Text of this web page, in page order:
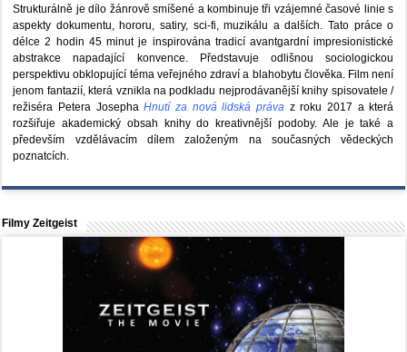
Strukturálně je dílo žánrově smíšené a kombinuje tři vzájemné časové linie s
aspekty dokumentu, hororu, satiry, sci-fi, muzikálu a dalších. Tato práce o
délce 2 hodin 45 minut je inspirována tradicí avantgardní impresionistické
abstrakce napadající konvence. Představuje odlišnou sociologickou
perspektivu obklopující téma veřejného zdraví a blahobytu člověka. Film není
jenom fantazií, která vznikla na podkladu nejprodávanější knihy spisovatele /
režiséra Petera JosephaHnutí za nová lidská právaz roku 2017 a která
rozšiřuje akademický obsah knihy do kreativnější podoby. Ale je také a
především vzdělávacím dílem založeným na současných vědeckých
poznatcích.
Filmy Zeitgeist